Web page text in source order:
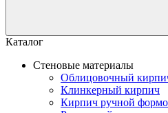
Каталог
Стеновые материалы
Облицовочный
Клинкерный кирпич
Кирпич ручной